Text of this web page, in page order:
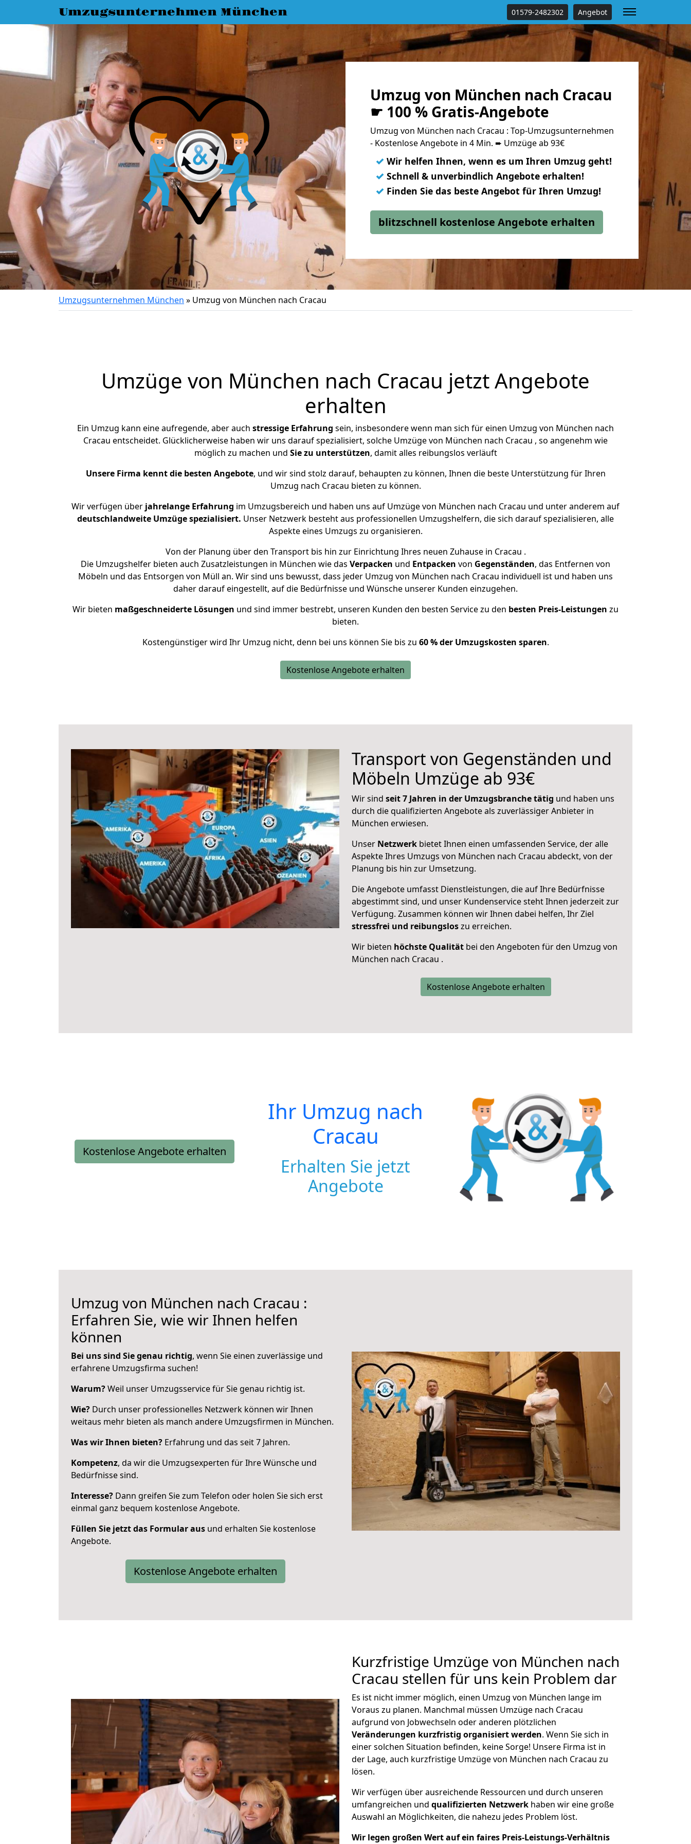
Umzugsunternehmen München 01579-2482302 Angebot
Umzug von München nach Cracau
☛ 100 % Gratis-Angebote
Umzug von München nach Cracau : Top-Umzugsunternehmen
- Kostenlose Angebote in 4 Min. ➨ Umzüge ab 93€
✓ Wir helfen Ihnen, wenn es um Ihren Umzug geht!
✓ Schnell & unverbindlich Angebote erhalten!
✓ Finden Sie das beste Angebot für Ihren Umzug!
blitzschnell kostenlose Angebote erhalten
Umzugsunternehmen München » Umzug von München nach Cracau
Umzüge von München nach Cracau jetzt Angebote
erhalten
Ein Umzug kann eine aufregende, aber auch stressige Erfahrung sein, insbesondere wenn man sich für einen Umzug von München nach
Cracau entscheidet. Glücklicherweise haben wir uns darauf spezialisiert, solche Umzüge von München nach Cracau , so angenehm wie
möglich zu machen und Sie zu unterstützen, damit alles reibungslos verläuft
Unsere Firma kennt die besten Angebote, und wir sind stolz darauf, behaupten zu können, Ihnen die beste Unterstützung für Ihren
Umzug nach Cracau bieten zu können.
Wir verfügen über jahrelange Erfahrung im Umzugsbereich und haben uns auf Umzüge von München nach Cracau und unter anderem auf
deutschlandweite Umzüge spezialisiert. Unser Netzwerk besteht aus professionellen Umzugshelfern, die sich darauf spezialisieren, alle
Aspekte eines Umzugs zu organisieren.
Von der Planung über den Transport bis hin zur Einrichtung Ihres neuen Zuhause in Cracau .
Die Umzugshelfer bieten auch Zusatzleistungen in München wie das Verpacken und Entpacken von Gegenständen, das Entfernen von
Möbeln und das Entsorgen von Müll an. Wir sind uns bewusst, dass jeder Umzug von München nach Cracau individuell ist und haben uns
daher darauf eingestellt, auf die Bedürfnisse und Wünsche unserer Kunden einzugehen.
Wir bieten maßgeschneiderte Lösungen und sind immer bestrebt, unseren Kunden den besten Service zu den besten Preis-Leistungen zu
bieten.
Kostengünstiger wird Ihr Umzug nicht, denn bei uns können Sie bis zu 60 % der Umzugskosten sparen.
Kostenlose Angebote erhalten
Transport von Gegenständen und
Möbeln Umzüge ab 93€
Wir sind seit 7 Jahren in der Umzugsbranche tätig und haben uns
durch die qualifizierten Angebote als zuverlässiger Anbieter in
München erwiesen.
Unser Netzwerk bietet Ihnen einen umfassenden Service, der alle
Aspekte Ihres Umzugs von München nach Cracau abdeckt, von der
Planung bis hin zur Umsetzung.
Die Angebote umfasst Dienstleistungen, die auf Ihre Bedürfnisse
abgestimmt sind, und unser Kundenservice steht Ihnen jederzeit zur
Verfügung. Zusammen können wir Ihnen dabei helfen, Ihr Ziel
stressfrei und reibungsloszu erreichen.
Wir bieten höchste Qualität bei den Angeboten für den Umzug von
München nach Cracau .
Kostenlose Angebote erhalten
Kostenlose Angebote erhalten
Ihr Umzug nach
Cracau
Erhalten Sie jetzt
Angebote
Umzug von München nach Cracau :
Erfahren Sie, wie wir Ihnen helfen
können
Bei uns sind Sie genau richtig, wenn Sie einen zuverlässige und
erfahrene Umzugsfirma suchen!
Warum?Weil unser Umzugsservice für Sie genau richtig ist.
Wie? Durch unser professionelles Netzwerk können wir Ihnen
weitaus mehr bieten als manch andere Umzugsfirmen in München.
Was wir Ihnen bieten? Erfahrung und das seit 7 Jahren.
Kompetenz, da wir die Umzugsexperten für Ihre Wünsche und
Bedürfnisse sind.
Interesse? Dann greifen Sie zum Telefon oder holen Sie sich erst
einmal ganz bequem kostenlose Angebote.
Füllen Sie jetzt das Formular aus und erhalten Sie kostenlose
Angebote.
Kostenlose Angebote erhalten
Kurzfristige Umzüge von München nach
Cracau stellen für uns kein Problem dar
Es ist nicht immer möglich, einen Umzug von München lange im
Voraus zu planen. Manchmal müssen Umzüge nach Cracau
aufgrund von Jobwechseln oder anderen plötzlichen
Veränderungen kurzfristig organisiert werden. Wenn Sie sich in
einer solchen Situation befinden, keine Sorge! Unsere Firma ist in
der Lage, auch kurzfristige Umzüge von München nach Cracau zu
lösen.
Wir verfügen über ausreichende Ressourcen und durch unseren
umfangreichen und qualifizierten Netzwerk haben wir eine große
Auswahl an Möglichkeiten, die nahezu jedes Problem löst.
Wir legen großen Wert auf ein faires Preis-Leistungs-Verhältnis